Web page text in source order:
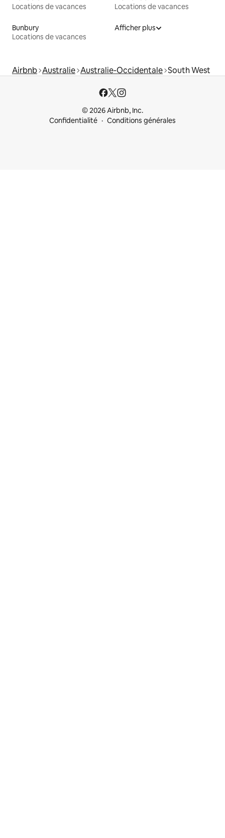
Locations de vacances
Locations de vacances
Bunbury
Locations de vacances
Afficher plus
Airbnb Australie Australie-Occidentale South West
© 2026 Airbnb, Inc.
Confidentialité
Conditions générales